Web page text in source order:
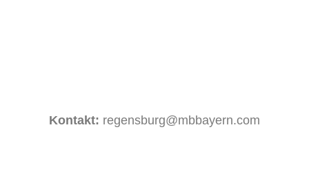
Kontakt: regensburg@mbbayern.com